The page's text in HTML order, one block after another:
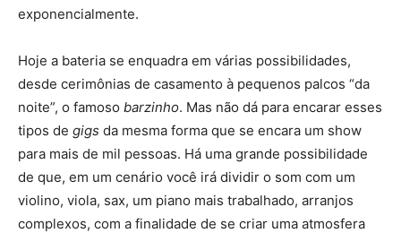
exponencialmente.
Hoje a bateria se enquadra em várias possibilidades,
desde cerimônias de casamento à pequenos palcos “da
noite”, o famoso barzinho. Mas não dá para encarar esses
tipos de gigs da mesma forma que se encara um show
para mais de mil pessoas. Há uma grande possibilidade
de que, em um cenário você irá dividir o som com um
violino, viola, sax, um piano mais trabalhado, arranjos
complexos, com a finalidade de se criar uma atmosfera